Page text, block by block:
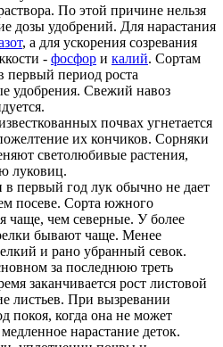
По этой причине нельзя
дозы удобрений. Для нарастания
, а для ускорения созревания
- фосфор и калий. Сортам
первый период роста
удобрения. Свежий навоз
почвах угнетается
их кончиков. Сорняки
светолюбивые растения,
луковиц.
первый год лук обычно не дает
посеве. Сорта южного
чаще, чем северные. У более
бывают чаще. Менее
и рано убранный севок.
за последнюю треть
заканчивается рост листовой
листьев. При вызревании
покоя, когда она не может
нарастание деток.